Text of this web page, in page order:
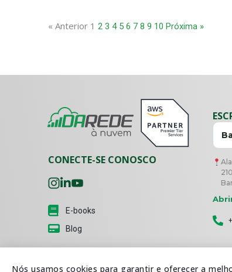
« Anterior 1 2 3 4 5 6 7 8 9 10 Próxima »
CONECTE-SE CONOSCO
E-books
Blog
Nós usamos cookies para garantir e oferecer a